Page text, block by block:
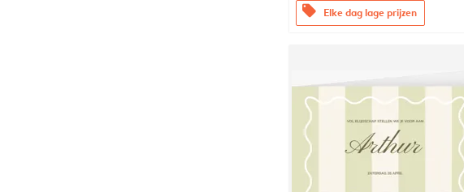
offers Elke dag lage prijzen